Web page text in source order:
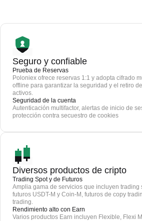
Seguro y confiable
Prueba de Reservas
Poloniex ofrece reservas 1:1 y adopta cifrado
offline para garantizar la seguridad y el retiro
activos.
Seguridad de la cuenta
Autenticación multifactor, alertas de inicio de
protección contra secuestro de cookies
Diversos productos de cripto
Trading Spot y de Futuros
Amplia gama de servicios que incluyen trading
futuros USDT-M y Coin-M, futuros de copy
trading.
Rendimiento alto con Earn
Varios productos Earn incluyen Flexible, Flexi